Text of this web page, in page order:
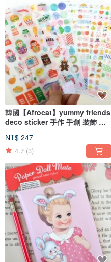
韓國【Afrocat】yummy friends
deco sticker 手作 手創 裝飾 貼
NT$ 247
4.7 (3)